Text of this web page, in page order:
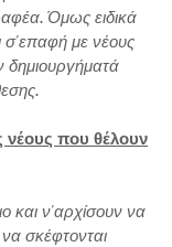
Όμως ειδικά
σ'επαφή με νέους
δημιουργήματά
νέους που θέλουν
και ν'αρχίσουν να
σκέφτονται